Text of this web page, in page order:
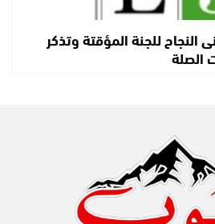
النجاح للجنة المؤقتة وتذكر
الصلة